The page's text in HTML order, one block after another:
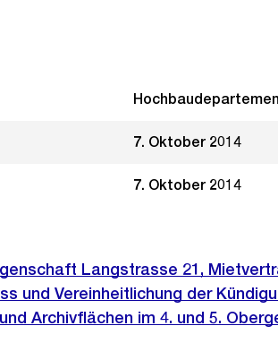
7. Oktober 2014
7. Oktober 2014
Langstrasse 21,
und Vereinheitlichung der
Archivflächen im 4. und 5.